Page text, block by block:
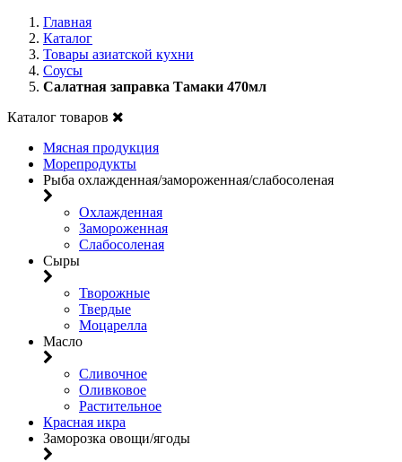
Главная
Каталог
Товары азиатской кухни
Соусы
Салатная заправка Тамаки 470мл
Каталог товаров
Мясная продукция
Морепродукты
Рыба охлажденная/замороженная/слабосоленая
Охлажденная
Замороженная
Слабосоленая
Сыры
Творожные
Твердые
Моцарелла
Масло
Сливочное
Оливковое
Растительное
Красная икра
Заморозка овощи/ягоды